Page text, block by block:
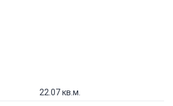
22.07 кв.м.